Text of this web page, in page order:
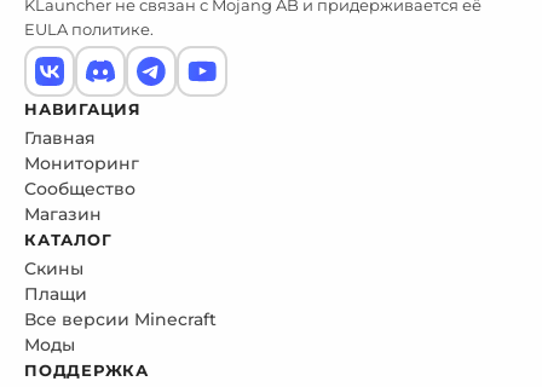
KLauncher не связан с Mojang AB и придерживается её
EULA политике.
НАВИГАЦИЯ
Главная
Мониторинг
Сообщество
Магазин
КАТАЛОГ
Скины
Плащи
Все версии Minecraft
Моды
ПОДДЕРЖКА